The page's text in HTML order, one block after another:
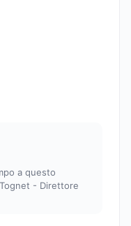
a questo
- Direttore